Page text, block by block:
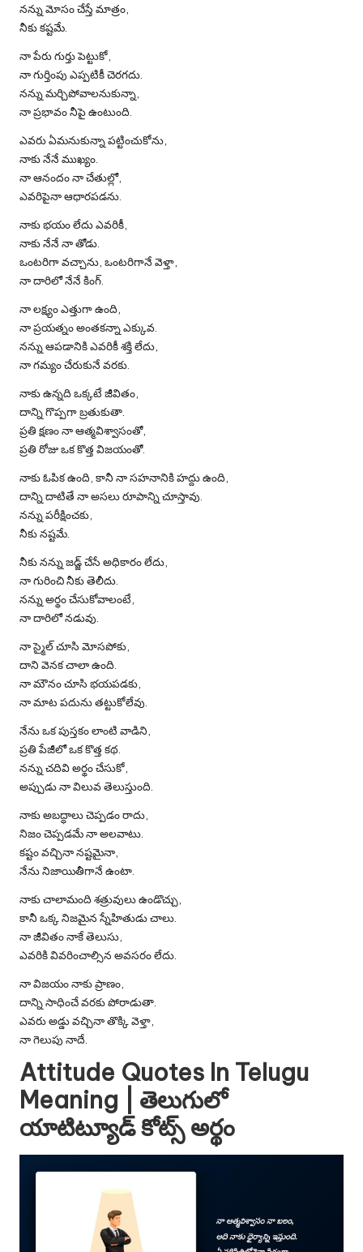
నన్ను మోసం చేస్తే మాత్రం,
నీకు కష్టమే.
నా పేరు గుర్తు పెట్టుకో,
నా గుర్తింపు ఎప్పటికీ చెరగదు.
నన్ను మర్చిపోవాలనుకున్నా,
నా ప్రభావం నీపై ఉంటుంది.
ఎవరు ఏమనుకున్నా పట్టించుకోను,
నాకు నేనే ముఖ్యం.
నా ఆనందం నా చేతుల్లో,
ఎవరిపైనా ఆధారపడను.
నాకు భయం లేదు ఎవరికీ,
నాకు నేనే నా తోడు.
ఒంటరిగా వచ్చాను, ఒంటరిగానే వెళ్తా,
నా దారిలో నేనే కింగ్.
నా లక్ష్యం ఎత్తుగా ఉంది,
నా ప్రయత్నం అంతకన్నా ఎక్కువ.
నన్ను ఆపడానికి ఎవరికీ శక్తి లేదు,
నా గమ్యం చేరుకునే వరకు.
నాకు ఉన్నది ఒక్కటే జీవితం,
దాన్ని గొప్పగా బ్రతుకుతా.
ప్రతి క్షణం నా ఆత్మవిశ్వాసంతో,
ప్రతి రోజు ఒక కొత్త విజయంతో.
నాకు ఓపిక ఉంది, కానీ నా సహనానికి హద్దు ఉంది,
దాన్ని దాటితే నా అసలు రూపాన్ని చూస్తావు.
నన్ను పరీక్షించకు,
నీకు నష్టమే.
నీకు నన్ను జడ్జ్ చేసే అధికారం లేదు,
నా గురించి నీకు తెలీదు.
నన్ను అర్థం చేసుకోవాలంటే,
నా దారిలో నడువు.
నా స్మైల్ చూసి మోసపోకు,
దాని వెనక చాలా ఉంది.
నా మౌనం చూసి భయపడకు,
నా మాట పదును తట్టుకోలేవు.
నేను ఒక పుస్తకం లాంటి వాడిని,
ప్రతి పేజీలో ఒక కొత్త కథ.
నన్ను చదివి అర్థం చేసుకో,
అప్పుడు నా విలువ తెలుస్తుంది.
నాకు అబద్ధాలు చెప్పడం రాదు,
నిజం చెప్పడమే నా అలవాటు.
కష్టం వచ్చినా నష్టమైనా,
నేను నిజాయితీగానే ఉంటా.
నాకు చాలామంది శత్రువులు ఉండొచ్చు,
కానీ ఒక్క నిజమైన స్నేహితుడు చాలు.
నా జీవితం నాకే తెలుసు,
ఎవరికి వివరించాల్సిన అవసరం లేదు.
నా విజయం నాకు ప్రాణం,
దాన్ని సాధించే వరకు పోరాడుతా.
ఎవరు అడ్డు వచ్చినా తొక్కి వెళ్తా,
నా గెలుపు నాదే.
Attitude Quotes In Telugu
Meaning | తెలుగులో
యాటిట్యూడ్ కోట్స్ అర్థం